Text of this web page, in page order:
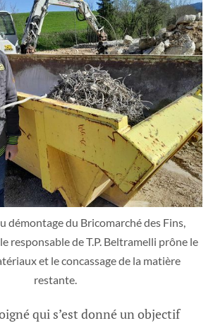
démontage du Bricomarché des Fins,
responsable de T.P. Beltramelli prône le
et le concassage de la matière
restante.
qui s’est donné un objectif